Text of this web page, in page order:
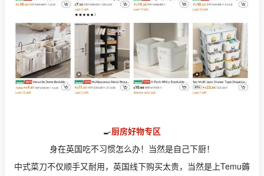
🍳厨房好物专区
身在英国吃不习惯怎么办！当然是自己下厨！
中式菜刀不仅顺手又耐用，英国线下购买太贵，当然是上Temu薅